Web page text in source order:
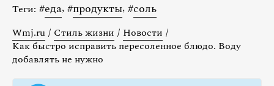
Теги: #еда, #продукты, #соль
Wmj.ru / Стиль жизни / Новости /
Как быстро исправить пересоленное блюдо. Воду
добавлять не нужно